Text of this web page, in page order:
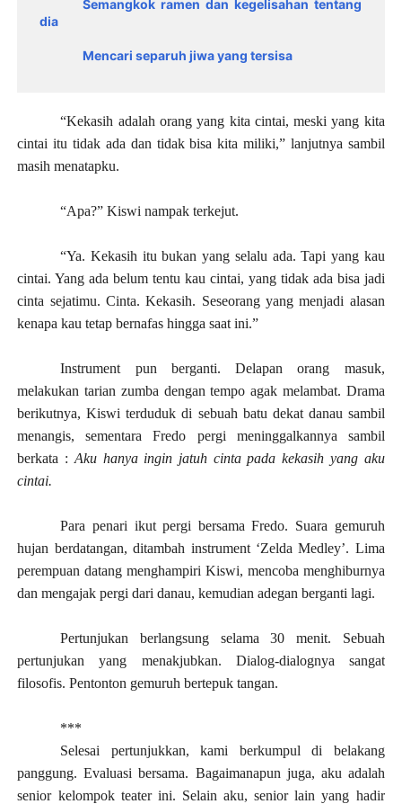
Semangkok ramen dan kegelisahan tentang
dia
Mencari separuh jiwa yang tersisa
“Kekasih adalah orang yang kita cintai, meski yang kita
cintai itu tidak ada dan tidak bisa kita miliki,” lanjutnya sambil
masih menatapku.
“Apa?” Kiswi nampak terkejut.
“Ya. Kekasih itu bukan yang selalu ada. Tapi yang kau
cintai. Yang ada belum tentu kau cintai, yang tidak ada bisa jadi
cinta sejatimu. Cinta. Kekasih. Seseorang yang menjadi alasan
kenapa kau tetap bernafas hingga saat ini.”
Instrument pun berganti. Delapan orang masuk,
melakukan tarian zumba dengan tempo agak melambat. Drama
berikutnya, Kiswi terduduk di sebuah batu dekat danau sambil
menangis, sementara Fredo pergi meninggalkannya sambil
berkata : Aku hanya ingin jatuh cinta pada kekasih yang aku
cintai.
Para penari ikut pergi bersama Fredo. Suara gemuruh
hujan berdatangan, ditambah instrument ‘Zelda Medley’. Lima
perempuan datang menghampiri Kiswi, mencoba menghiburnya
dan mengajak pergi dari danau, kemudian adegan berganti lagi.
Pertunjukan berlangsung selama 30 menit. Sebuah
pertunjukan yang menakjubkan. Dialog-dialognya sangat
filosofis. Pentonton gemuruh bertepuk tangan.
***
Selesai pertunjukkan, kami berkumpul di belakang
panggung. Evaluasi bersama. Bagaimanapun juga, aku adalah
senior kelompok teater ini. Selain aku, senior lain yang hadir